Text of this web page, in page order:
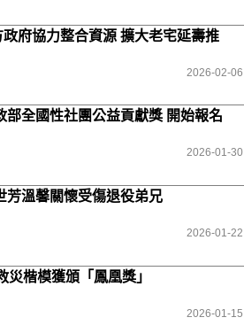
府協力整合資源 擴大老宅延壽推
2026-02-06
部全國性社團公益貢獻獎 開始報名
2026-01-30
芳溫馨關懷受傷退役弟兄
2026-01-22
楷模獲頒「鳳凰獎」
2026-01-15